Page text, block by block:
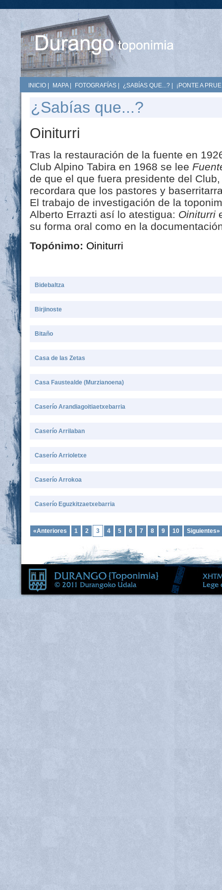
INICIO MAPA| FOTOGRAFÍAS ¿SABÍAS QUE...? ¡PONTE A
¿Sabías que...?
Oiniturri
Tras la restauración de la fuente en
Club Alpino Tabira en 1968 se lee
de que el que fuera presidente del
recordara que los pastores y
El trabajo de investigación de la
Alberto Errazti así lo atestigua: Oiniturri
su forma oral como en la
Topónimo: Oiniturri
Bidebaltza
Birjinoste
Bitaño
Casa de las Zetas
Casa Faustealde (Murzianoena)
Caserío Arandiagoitiaetxebarria
Caserío Arrilaban
Caserío Arrioletxe
Caserío Arrokoa
Caserío Eguzkitzaetxebarria
«Anteriores 1 2 3 4 5 6 7 8 9 10 Siguientes»